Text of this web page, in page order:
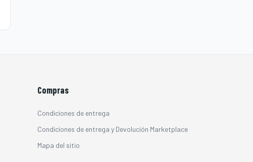
Compras
Condiciones de entrega
Condiciones de entrega y Devolución Marketplace
Mapa del sitio